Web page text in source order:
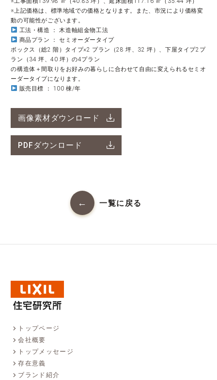
※上記価格は、標準地域での価格となります。また、市況により価格変
動の可能性がございます。
工法・構造 ： 木造軸組金物工法
商品プラン ： セミオーダータイプ
ボックス（総2 階）タイプ×2 プラン（28 坪、32 坪）、下屋タイプ2プ
ラン（34 坪、40 坪）の4プラン
の構造体＋間取りをお好みの暮らしに合わせて自由に変えられるセミオ
ーダータイプになります。
販売目標 ： 100 棟/年
画像素材ダウンロード
PDFダウンロード
一覧に戻る
トップページ
会社概要
トップメッセージ
存在意義
ブランド紹介